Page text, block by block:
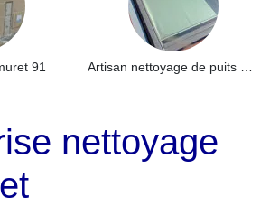
91
nettoyage